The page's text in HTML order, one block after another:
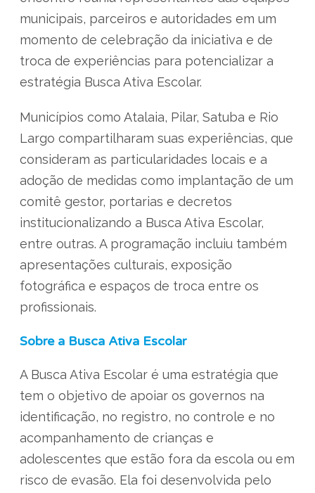
municipais, parceiros e autoridades em um
momento de celebração da iniciativa e de
troca de experiências para potencializar a
estratégia Busca Ativa Escolar.
Municípios como Atalaia, Pilar, Satuba e Rio
Largo compartilharam suas experiências, que
consideram as particularidades locais e a
adoção de medidas como implantação de um
comitê gestor, portarias e decretos
institucionalizando a Busca Ativa Escolar,
entre outras. A programação incluiu também
apresentações culturais, exposição
fotográfica e espaços de troca entre os
profissionais.
Sobre a Busca Ativa Escolar
A Busca Ativa Escolar é uma estratégia que
tem o objetivo de apoiar os governos na
identificação, no registro, no controle e no
acompanhamento de crianças e
adolescentes que estão fora da escola ou em
risco de evasão. Ela foi desenvolvida pelo